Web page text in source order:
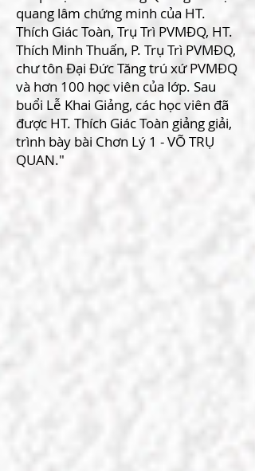
quang lâm chứng minh của HT.
Thích Giác Toàn, Trụ Trì PVMĐQ, HT.
Thích Minh Thuấn, P. Trụ Trì PVMĐQ,
chư tôn Đại Đức Tăng trú xứ PVMĐQ
và hơn 100 học viên của lớp. Sau
buổi Lễ Khai Giảng, các học viên đã
được HT. Thích Giác Toàn giảng giải,
trình bày bài Chơn Lý 1 - VÕ TRỤ
QUAN."